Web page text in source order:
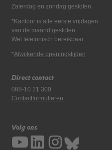
Zaterdag en zondag gesloten
*Kantoor is alle eerste vrijdagen
van de maand gesloten.
Wel telefonisch bereikbaar.
*Afwijkende openingstijden
Direct contact
088-10 21 300
Contactformulieren
Volg ons